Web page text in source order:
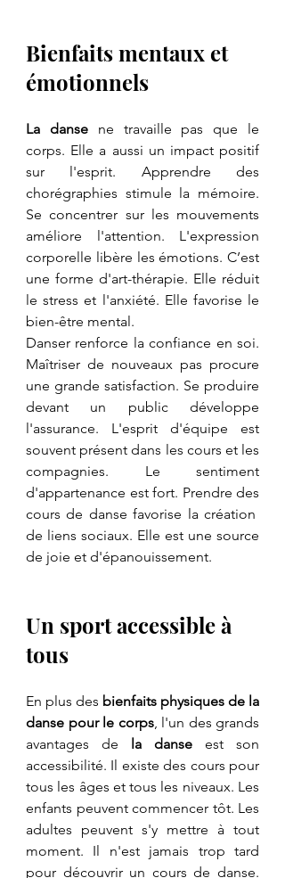
Bienfaits mentaux et
émotionnels
La danse ne travaille pas que le
corps. Elle a aussi un impact positif
sur l'esprit. Apprendre des
chorégraphies stimule la mémoire.
Se concentrer sur les mouvements
améliore l'attention. L'expression
corporelle libère les émotions. C’est
une forme d'art-thérapie. Elle réduit
le stress et l'anxiété. Elle favorise le
bien-être mental.
Danser renforce la confiance en soi.
Maîtriser de nouveaux pas procure
une grande satisfaction. Se produire
devant un public développe
l'assurance. L'esprit d'équipe est
souvent présent dans les cours et les
compagnies. Le sentiment
d'appartenance est fort. Prendre des
cours de danse favorise la création
de liens sociaux. Elle est une source
de joie et d'épanouissement.
Un sport accessible à
tous
En plus des bienfaits physiques de la
danse pour le corps, l'un des grands
avantages de la danse est son
accessibilité. Il existe des cours pour
tous les âges et tous les niveaux. Les
enfants peuvent commencer tôt. Les
adultes peuvent s'y mettre à tout
moment. Il n'est jamais trop tard
pour découvrir un cours de danse.